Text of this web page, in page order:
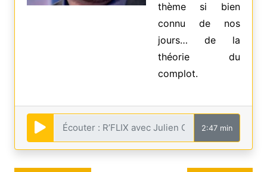
thème si bien
connu de nos
jours… de la
théorie du
complot.
2:47 min